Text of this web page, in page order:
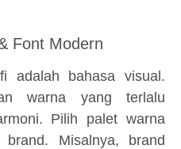
Font Modern
adalah bahasa visual.
warna yang terlalu
Pilih palet warna
brand. Misalnya, brand